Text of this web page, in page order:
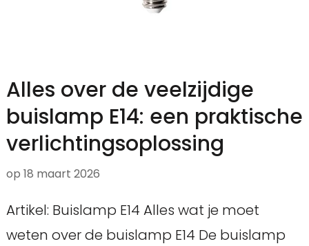
Alles over de veelzijdige
buislamp E14: een praktische
verlichtingsoplossing
op 18 maart 2026
Artikel: Buislamp E14 Alles wat je moet
weten over de buislamp E14 De buislamp